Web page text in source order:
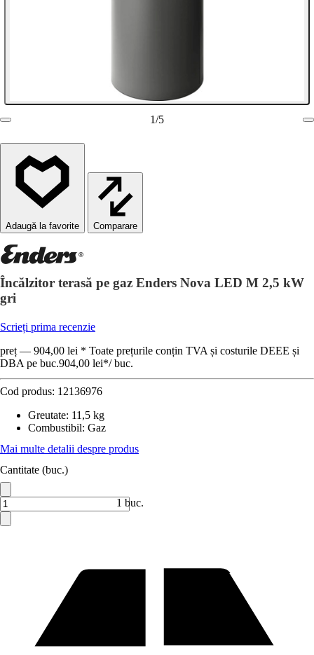
1/5
Comparare
Încălzitor terasă pe gaz Enders Nova LED M 2,5 kW
gri
Scrieți prima recenzie
preț — 904,00 lei * Toate prețurile conțin TVA și costurile DEEE și
DBA pe buc.904,00 lei*/ buc.
Cod produs: 12136976
Greutate: 11,5 kg
Combustibil: Gaz
Mai multe detalii despre produs
Cantitate (buc.)
1 buc.